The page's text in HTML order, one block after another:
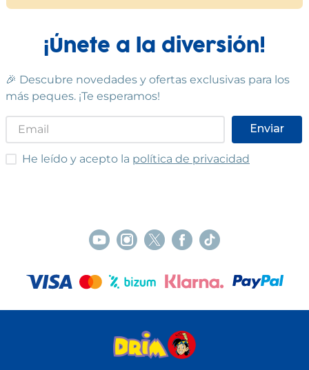
¡Únete a la diversión!
🎉 Descubre novedades y ofertas exclusivas para los
más peques. ¡Te esperamos!
Enviar
He leído y acepto las condiciones
He leído y acepto la política de privacidad